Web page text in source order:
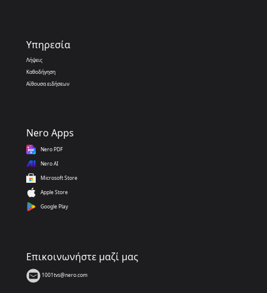
Υπηρεσία
Λήψεις
Καθοδήγηση
Αίθουσα ειδήσεων
Nero Apps
Nero PDF
Nero AI
Microsoft Store
Apple Store
Google Play
Επικοινωνήστε μαζί μας
1001tvs@nero.com